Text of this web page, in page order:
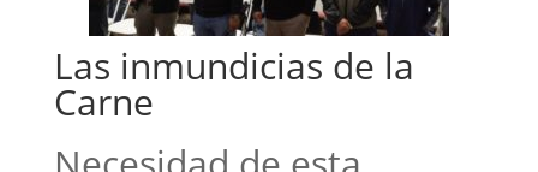
Las inmundicias de la
Carne